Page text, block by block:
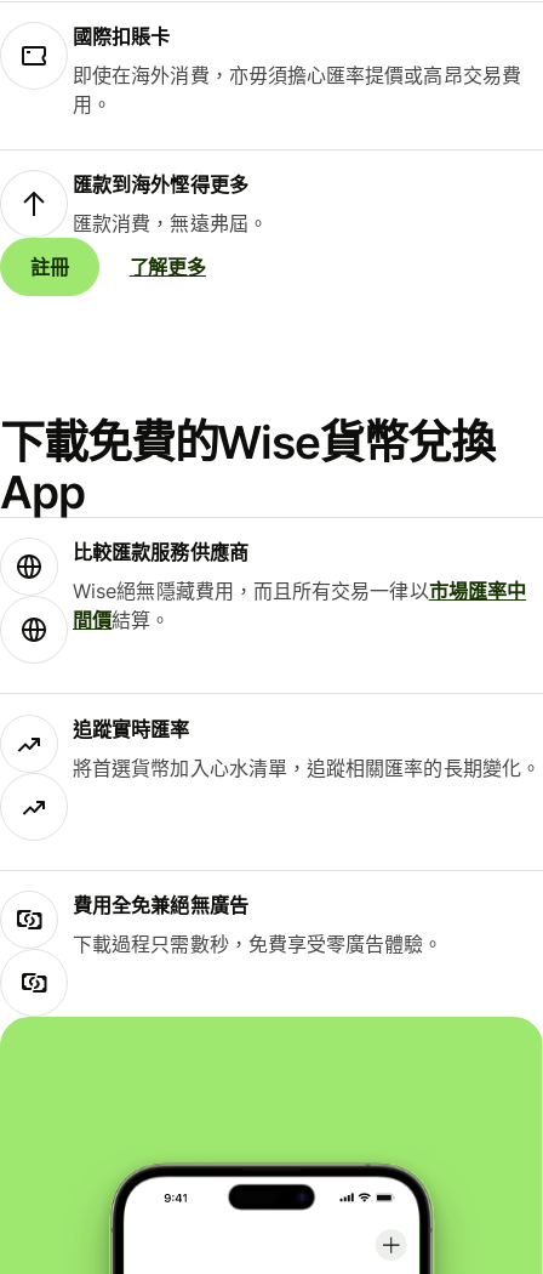
國際扣賬卡
即使在海外消費，亦毋須擔心匯率提價或高昂交易費
用。
匯款到海外慳得更多
匯款消費，無遠弗屆。
註冊
了解更多
下載免費的Wise貨幣兌換
App
比較匯款服務供應商
Wise絕無隱藏費用，而且所有交易一律以市場匯率中
間價結算。
追蹤實時匯率
將首選貨幣加入心水清單，追蹤相關匯率的長期變化。
費用全免兼絕無廣告
下載過程只需數秒，免費享受零廣告體驗。